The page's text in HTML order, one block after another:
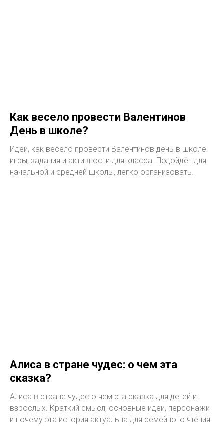
Как весело провести Валентинов
День в школе?
Идеи, как весело провести Валентинов день в школе:
игры, задания и активности для класса. Подойдёт для
начальной и средней школы, легко организовать.
Алиса в стране чудес: о чем эта
сказка?
Алиса в стране чудес о чем эта сказка для детей и
взрослых. Краткий смысл, основные идеи, персонажи
и почему эта история актуальна для семейного чтения.